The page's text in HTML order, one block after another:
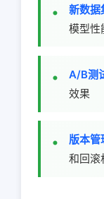
新数据
模型性
A/B测
效果
版本管
和回滚